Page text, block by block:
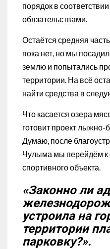
порядок в
обязательствами.
Остаётся средняя
пока нет, но мы
землю и попытались
территории. На всё
найти средства в
Что касается озера
готовит проект лыжно-
Думаю, после
Чулыма мы перейдём к
спортивного объекта.
«Законно ли
устроила на
территории
парковку?».